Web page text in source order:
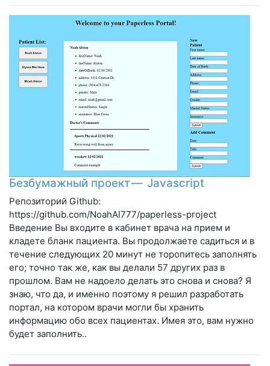
Безбумажный проект — Javascript
Репозиторий Github:
https://github.com/NoahAl777/paperless-project
Введение Вы входите в кабинет врача на прием и
кладете бланк пациента. Вы продолжаете садиться и в
течение следующих 20 минут не торопитесь заполнять
его; точно так же, как вы делали 57 других раз в
прошлом. Вам не надоело делать это снова и снова? Я
знаю, что да, и именно поэтому я решил разработать
портал, на котором врачи могли бы хранить
информацию обо всех пациентах. Имея это, вам нужно
будет заполнить..